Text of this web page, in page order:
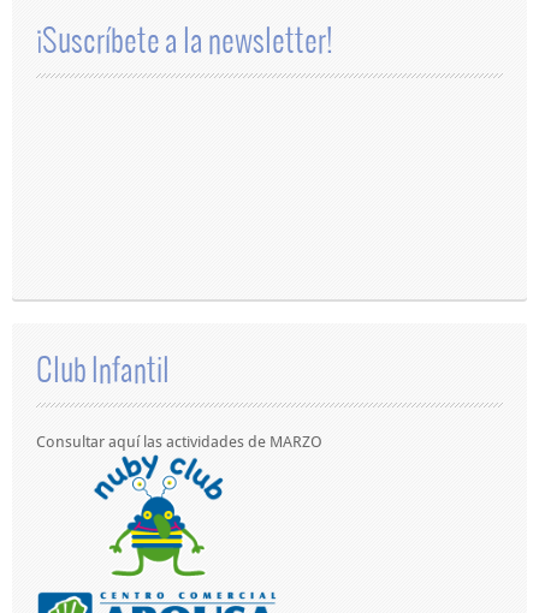
¡Suscríbete a la newsletter!
Club Infantil
Consultar aquí las actividades de MARZO